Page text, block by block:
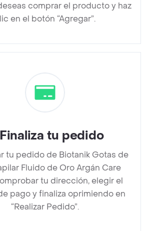
comprar el producto y haz
en el botón “Agregar”.
Finaliza tu pedido
tu pedido de Biotanik Gotas de
Fluido de Oro Argán Care
tu dirección, elegir el
pago y finaliza oprimiendo en
“Realizar Pedido”.